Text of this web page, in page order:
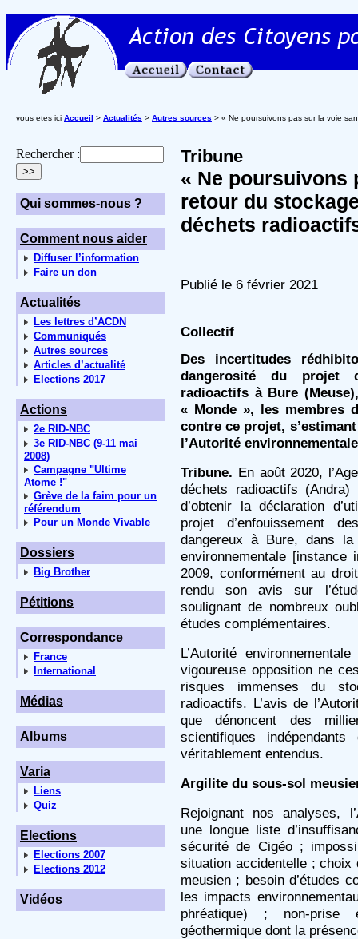
vous etes ici Accueil > Actualités > Autres sources > « Ne poursuivons pas sur la voie
Rechercher :
Qui sommes-nous ?
Comment nous aider
Diffuser l’information
Faire un don
Actualités
Les lettres d’ACDN
Communiqués
Autres sources
Articles d’actualité
Elections 2017
Actions
2e RID-NBC
3e RID-NBC (9-11 mai
2008)
Campagne "Ultime
Atome !"
Grève de la faim pour un
référendum
Pour un Monde Vivable
Dossiers
Big Brother
Pétitions
Correspondance
France
International
Médias
Albums
Varia
Liens
Quiz
Elections
Elections 2007
Elections 2012
Vidéos
Tribune
« Ne poursuivons
retour du
déchets
Publié le 6 février 2021
Collectif
Des incertitudes
dangerosité du projet
radioactifs à Bure
« Monde », les membres
contre ce projet,
l’Autorité
Tribune. En août 2020,
déchets radioactifs
d’obtenir la déclaration
projet d’enfouissement
dangereux à Bure, dans
environnementale [instance
2009, conformément au
rendu son avis sur
soulignant de nombreux
études complémentaires.
L’Autorité
vigoureuse opposition ne
risques immenses du
radioactifs. L’avis de
que dénoncent des
scientifiques
véritablement entendus.
Argilite du sous-sol
Rejoignant nos analyses,
une longue liste
sécurité de Cigéo ;
situation accidentelle ; choix
meusien ; besoin d’études
les impacts
phréatique) ; non-
géothermique dont la